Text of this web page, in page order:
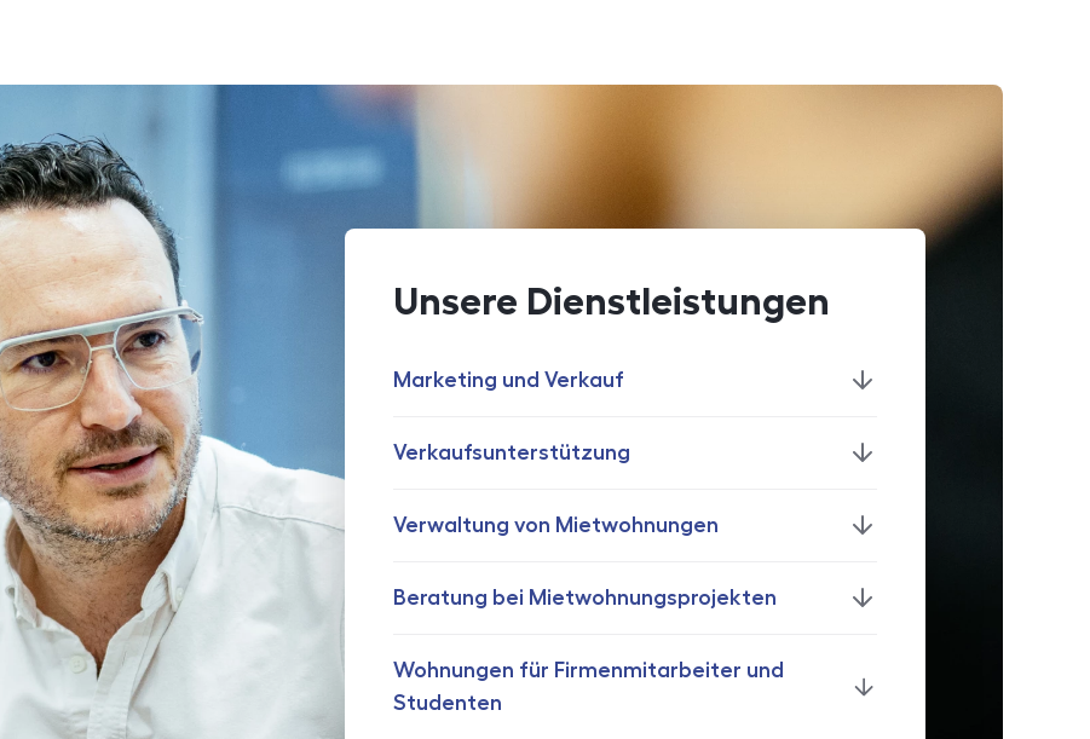
Unsere Dienstleistungen
Marketing und Verkauf
Verkaufsunterstützung
Verwaltung von Mietwohnungen
Beratung bei Mietwohnungsprojekten
Wohnungen für Firmenmitarbeiter und
Studenten